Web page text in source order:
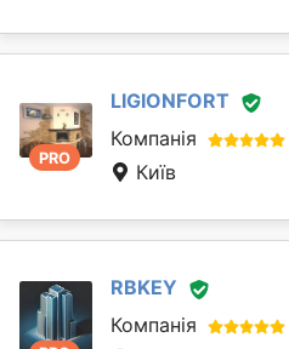
PRO
LIGIONFORT
Компанія
Київ
RBKEY
Компанія